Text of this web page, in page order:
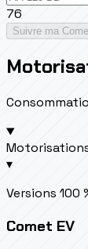
76
Suivre ma
▾
Versions
Comet EV